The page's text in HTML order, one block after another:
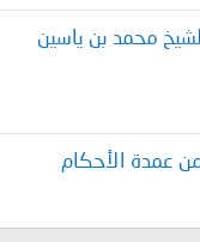
محمد بن ياسين
عمدة الأحكام